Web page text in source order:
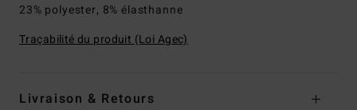
23% polyester, 8% élasthanne
Traçabilité du produit (Loi Agec)
Livraison & Retours